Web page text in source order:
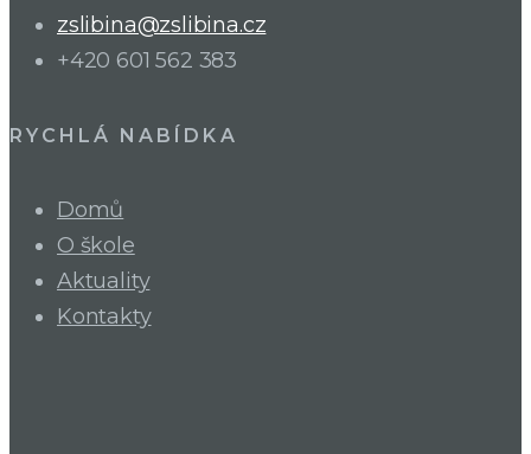
zslibina@zslibina.cz
+420 601 562 383
RYCHLÁ NABÍDKA
Domů
O škole
Aktuality
Kontakty